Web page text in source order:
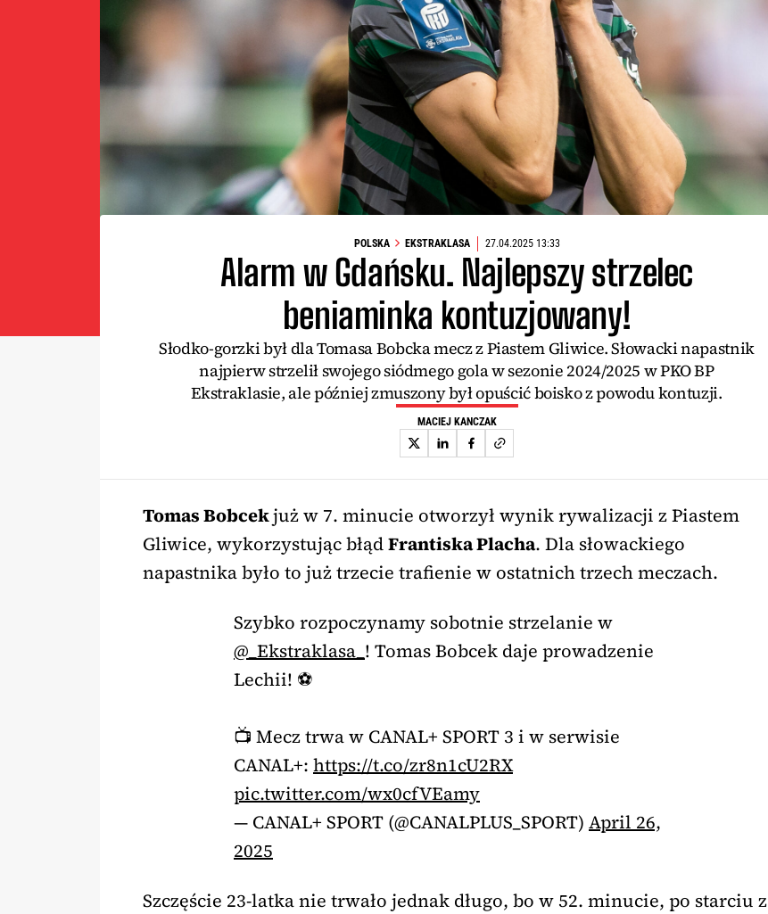
POLSKA EKSTRAKLASA 27.04.2025 13:33
Alarm w Gdańsku. Najlepszy strzelec
beniaminka kontuzjowany!
Słodko-gorzki był dla Tomasa Bobcka mecz z Piastem Gliwice. Słowacki napastnik
najpierw strzelił swojego siódmego gola w sezonie 2024/2025 w PKO BP
Ekstraklasie, ale później zmuszony był opuścić boisko z powodu kontuzji.
MACIEJ KANCZAK
Tomas Bobcekjuż w 7. minucie otworzył wynik rywalizacji z Piastem
Gliwice, wykorzystując błądFrantiska Placha. Dla słowackiego
napastnika było to już trzecie trafienie w ostatnich trzech meczach.
Szybko rozpoczynamy sobotnie strzelanie w
@_Ekstraklasa_! Tomas Bobcek daje prowadzenie
Lechii! ⚽
📺 Mecz trwa w CANAL+ SPORT 3 i w serwisie
CANAL+: https://t.co/zr8n1cU2RX
pic.twitter.com/wx0cfVEamy
— CANAL+ SPORT (@CANALPLUS_SPORT) April 26,
2025
Szczęście 23-latka nie trwało jednak długo, bo w 52. minucie, po starciu z